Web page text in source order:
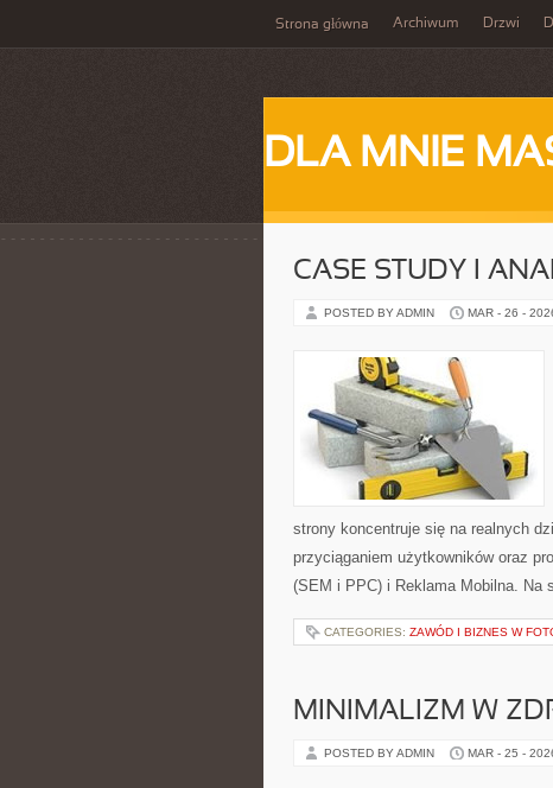
Strona główna Archiwum Drzwi
DLA MNIE
CASE STUDY I
POSTED BY ADMIN MAR - 26 -
strony koncentruje się na realnych
przyciąganiem użytkowników oraz
(SEM i PPC) i Reklama Mobilna. Na
CATEGORIES: ZAWÓD I BIZNES W
MINIMALIZM W
POSTED BY ADMIN MAR - 25 -